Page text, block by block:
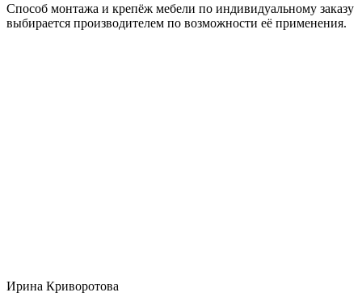
Способ монтажа и крепёж мебели по индивидуальному заказу
выбирается производителем по возможности её применения.
Ирина Криворотова